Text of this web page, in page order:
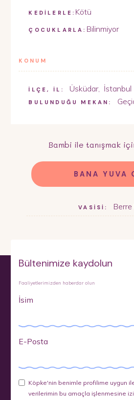
KEDİLERLE: Kötü
ÇOCUKLARLA: Bilinmiyor
KONUM
İLÇE, İL: Üsküdar, İstanbul
BULUNDUĞU MEKAN:
Bambi ile tanışmak
BANA YUVA
VASİSİ: Berre
Bültenimize kaydolun
Faaliyetlerimizden haberdar olun
İsim
E-Posta
Köpke'nin benimle profilime uygun
verilerimin bu amaçla işlenmesine